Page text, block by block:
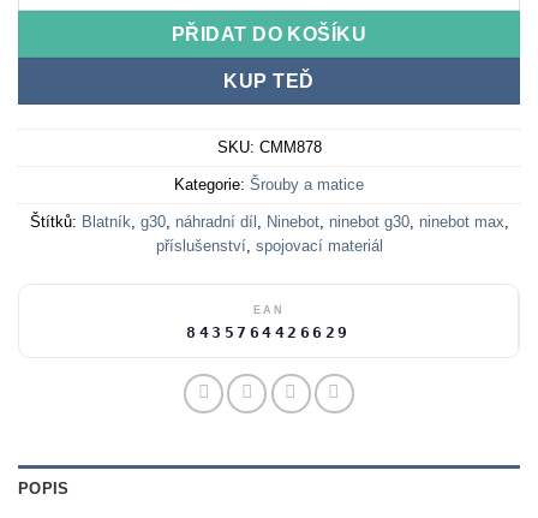
PŘIDAT DO KOŠÍKU
KUP TEĎ
SKU: CMM878
Kategorie: Šrouby a matice
Štítků: Blatník, g30, náhradní díl , Ninebot, ninebot g30, ninebot max,
příslušenství, spojovací materiál
EAN
8435764426629
POPIS